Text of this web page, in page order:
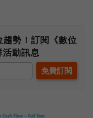
勢！訂閱《數位
動訊息